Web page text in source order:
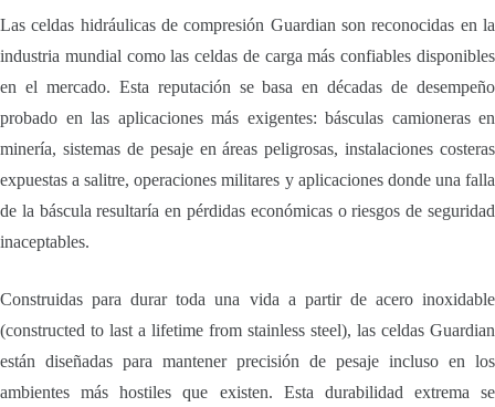
Las celdas hidráulicas de compresión Guardian son reconocidas en la
industria mundial como las celdas de carga más confiables disponibles
en el mercado. Esta reputación se basa en décadas de desempeño
probado en las aplicaciones más exigentes: básculas camioneras en
minería, sistemas de pesaje en áreas peligrosas, instalaciones costeras
expuestas a salitre, operaciones militares y aplicaciones donde una falla
de la báscula resultaría en pérdidas económicas o riesgos de seguridad
inaceptables.
Construidas para durar toda una vida a partir de acero inoxidable
(constructed to last a lifetime from stainless steel), las celdas Guardian
están diseñadas para mantener precisión de pesaje incluso en los
ambientes más hostiles que existen. Esta durabilidad extrema se